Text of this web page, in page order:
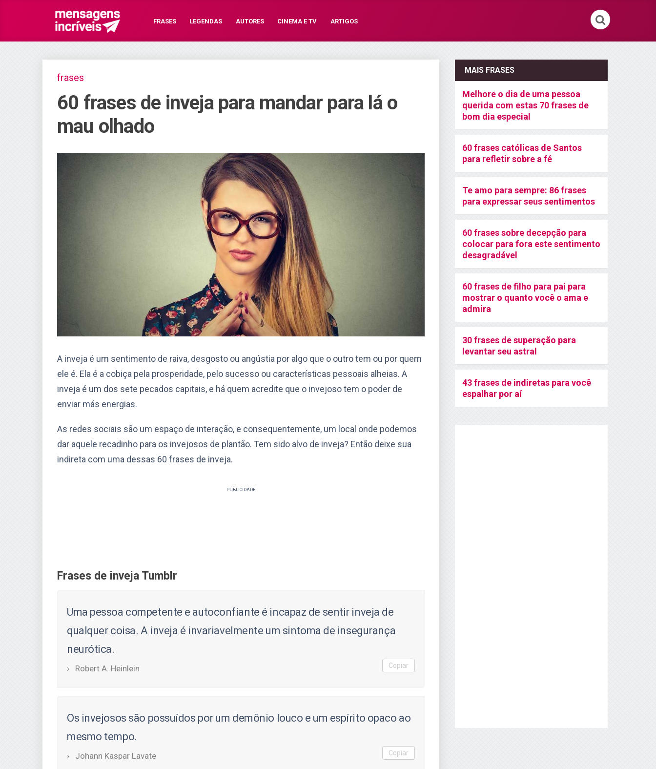
FRASES LEGENDAS AUTORES CINEMA E TV ARTIGOS
frases
60 frases de inveja para mandar para lá o
mau olhado
A inveja é um sentimento de raiva, desgosto ou angústia por algo que o outro tem ou por quem
ele é. Ela é a cobiça pela prosperidade, pelo sucesso ou características pessoais alheias. A
inveja é um dos sete pecados capitais, e há quem acredite que o invejoso tem o poder de
enviar más energias.
As redes sociais são um espaço de interação, e consequentemente, um local onde podemos
dar aquele recadinho para os invejosos de plantão. Tem sido alvo de inveja? Então deixe sua
indireta com uma dessas 60 frases de inveja.
PUBLICIDADE
Frases de inveja Tumblr
Uma pessoa competente e autoconfiante é incapaz de sentir inveja de
qualquer coisa. A inveja é invariavelmente um sintoma de insegurança
neurótica.
Robert A. Heinlein Copiar
Os invejosos são possuídos por um demônio louco e um espírito opaco ao
mesmo tempo.
Johann Kaspar Lavate Copiar
MAIS FRASES
Melhore o dia de uma pessoa
querida com estas 70 frases de
bom dia especial
60 frases católicas de Santos
para refletir sobre a fé
Te amo para sempre: 86 frases
para expressar seus sentimentos
60 frases sobre decepção para
colocar para fora este sentimento
desagradável
60 frases de filho para pai para
mostrar o quanto você o ama e
admira
30 frases de superação para
levantar seu astral
43 frases de indiretas para você
espalhar por aí